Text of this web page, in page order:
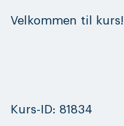
Velkommen til kurs!
Kurs-ID: 81834